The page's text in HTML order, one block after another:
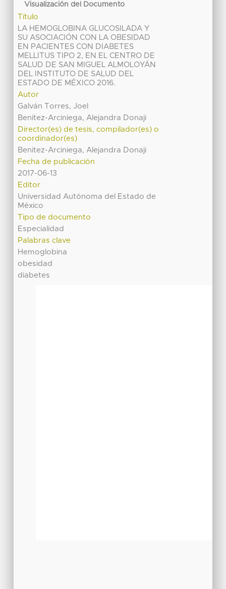
Visualización del Documento
Título
LA HEMOGLOBINA GLUCOSILADA Y
SU ASOCIACIÓN CON LA OBESIDAD
EN PACIENTES CON DIABETES
MELLITUS TIPO 2, EN EL CENTRO DE
SALUD DE SAN MIGUEL ALMOLOYÁN
DEL INSTITUTO DE SALUD DEL
ESTADO DE MÉXICO 2016.
Autor
Galván Torres, Joel
Benitez-Arciniega, Alejandra Donaji
Director(es) de tesis, compilador(es) o
coordinador(es)
Benitez-Arciniega, Alejandra Donaji
Fecha de publicación
2017-06-13
Editor
Universidad Autónoma del Estado de
México
Tipo de documento
Especialidad
Palabras clave
Hemoglobina
obesidad
diabetes